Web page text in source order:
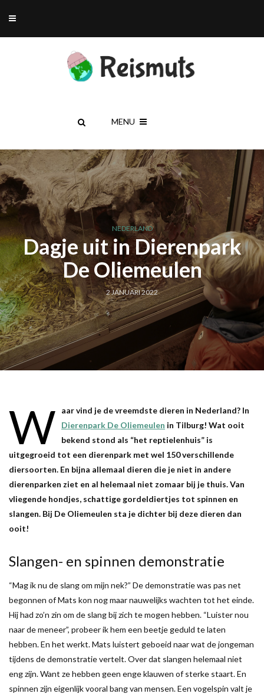
MENU
NEDERLAND
Dagje uit in Dierenpark
De Oliemeulen
2 JANUARI 2022
W
aar vind je de vreemdste dieren in Nederland? In
Dierenpark De Oliemeulen in Tilburg! Wat ooit
bekend stond als “het reptielenhuis” is
uitgegroeid tot een dierenpark met wel 150 verschillende
diersoorten. En bijna allemaal dieren die je niet in andere
dierenparken ziet en al helemaal niet zomaar bij je thuis. Van
vliegende hondjes, schattige gordeldiertjes tot spinnen en
slangen. Bij De Oliemeulen sta je dichter bij deze dieren dan
ooit!
Slangen- en spinnen demonstratie
“Mag ik nu de slang om mijn nek?” De demonstratie was pas net
begonnen of Mats kon nog maar nauwelijks wachten tot het einde.
Hij had zo’n zin om de slang bij zich te mogen hebben. “Luister nou
naar de meneer”, probeer ik hem een beetje geduld te laten
hebben. En het werkt. Mats luistert geboeid naar wat de jongeman
tijdens de demonstratie vertelt. Over dat slangen helemaal niet
eng zijn. Want ze hebben geen enge klauwen of sterke staart. En
spinnen zijn eigenlijk vooral bang van mensen. Een vogelspin valt je